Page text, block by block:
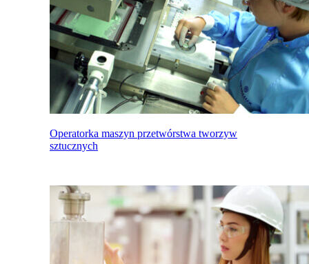
Operatorka maszyn przetwórstwa tworzyw
sztucznych